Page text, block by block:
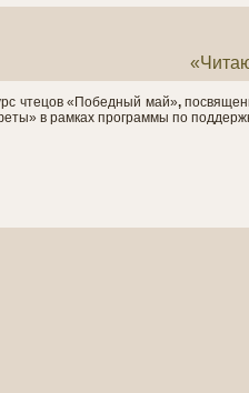
чтецов «Победный май»,
в рамках программы по